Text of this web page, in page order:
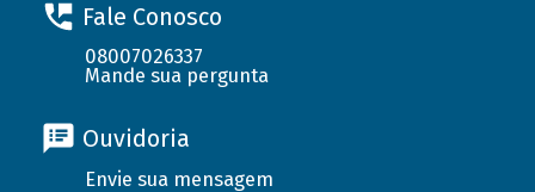
Fale Conosco
08007026337
Mande sua pergunta
Ouvidoria
Envie sua mensagem